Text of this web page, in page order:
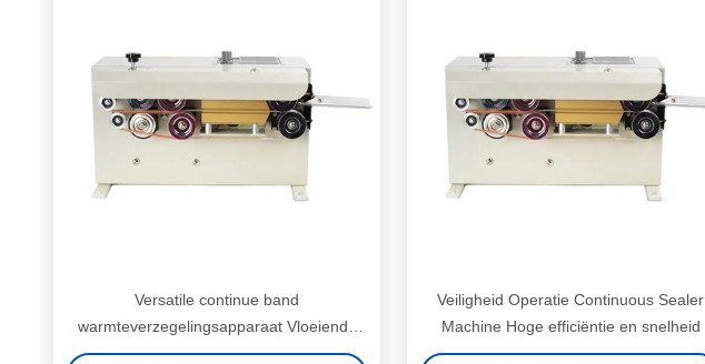
Versatile continue band
warmteverzegelingsapparaat Vloeiende
werking met hoge efficiëntie en snelheid
Veiligheid Operatie Continuous Sealer
Machine Hoge efficiëntie en snelheid